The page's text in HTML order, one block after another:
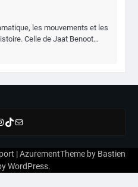
les mouvements et les
Celle de Jaat Benoot…
TikTok
E-mail
| AzurementTheme by Bastien
WordPress.